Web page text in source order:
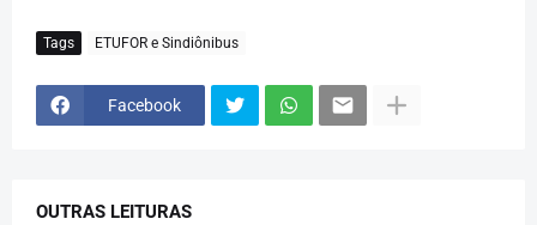
Tags ETUFOR e Sindiônibus
Facebook
OUTRAS LEITURAS